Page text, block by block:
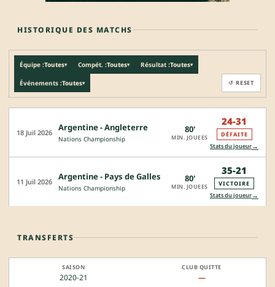
HISTORIQUE DES MATCHS
Équipe :Toutes▾ Compét. :Toutes▾ Résultat :Toutes▾
Événements :Toutes▾ ↺ RESET
18 Juil 2026 Argentine - Angleterre
Nations Championship
80'
MIN. JOUEES
24-31
DÉFAITE
Stats du joueur→
11 Juil 2026 Argentine - Pays de Galles
Nations Championship
80'
MIN. JOUEES
35-21
VICTOIRE
Stats du joueur→
TRANSFERTS
2020-21 —